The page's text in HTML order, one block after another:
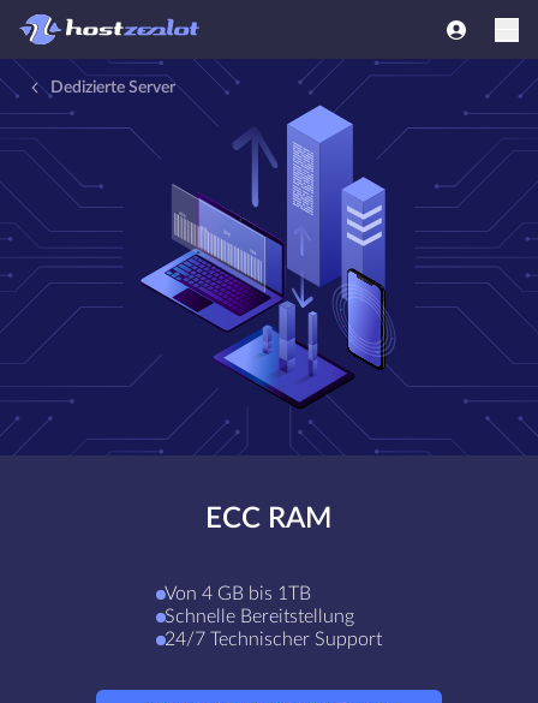
Dedizierte Server
ECC RAM
Von 4 GB bis 1TB
Schnelle Bereitstellung
24/7 Technischer Support